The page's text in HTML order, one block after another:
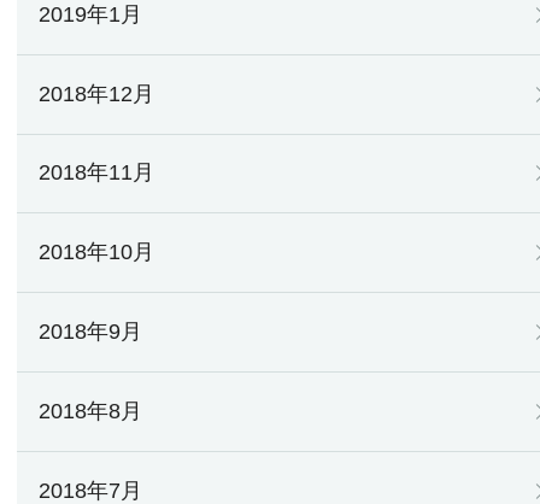
2019年1月
2018年12月
2018年11月
2018年10月
2018年9月
2018年8月
2018年7月